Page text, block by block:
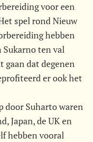
voor een
spel rond Nieuw
hebben
Sukarno ten val
gaan dat degenen
er ook het
door Suharto waren
Japan, de UK en
hebben vooral